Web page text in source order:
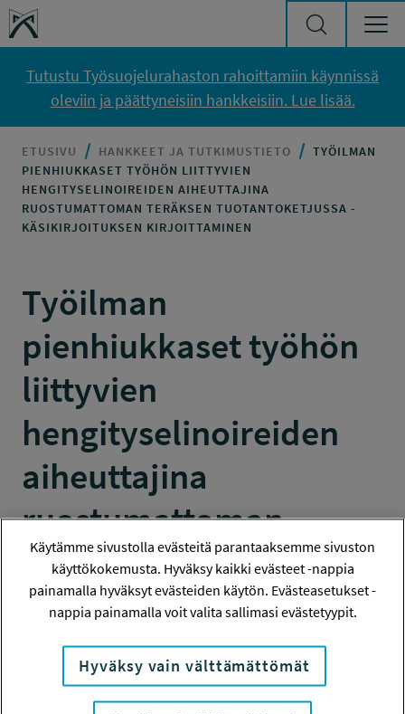
Siirry sisältöön
Työsuojelurahasto
Tutustu Työsuojelurahaston rahoittamiin käynnissä
oleviin ja päättyneisiin hankkeisiin. Lue lisää.
ETUSIVU HANKKEET JA TUTKIMUSTIETO
TYÖILMAN
PIENHIUKKASET TYÖHÖN LIITTYVIEN
HENGITYSELINOIREIDEN AIHEUTTAJINA
RUOSTUMATTOMAN TERÄKSEN TUOTANTOKETJUSSA -
KÄSIKIRJOITUKSEN KIRJOITTAMINEN
Työilman
pienhiukkaset työhön
liittyvien
hengityselinoireiden
aiheuttajina
ruostumattoman
teräksen
tuotantoketjussa -
käsikirjoituksen
kirjoittaminen
Käytämme sivustolla evästeitä parantaaksemme sivuston
käyttökokemusta. Hyväksy kaikki evästeet -nappia
painamalla hyväksyt evästeiden käytön. Evästeasetukset -
nappia painamalla voit valita sallimasi evästetyypit.
Hyväksy vain välttämättömät